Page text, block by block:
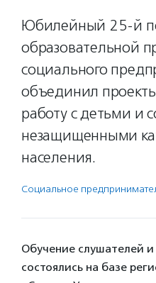
Юбилейный 25-й
образовательной
социального
объединил
работу с детьми и
незащищенными
населения.
Социальное
Обучение слушателей
состоялись на базе